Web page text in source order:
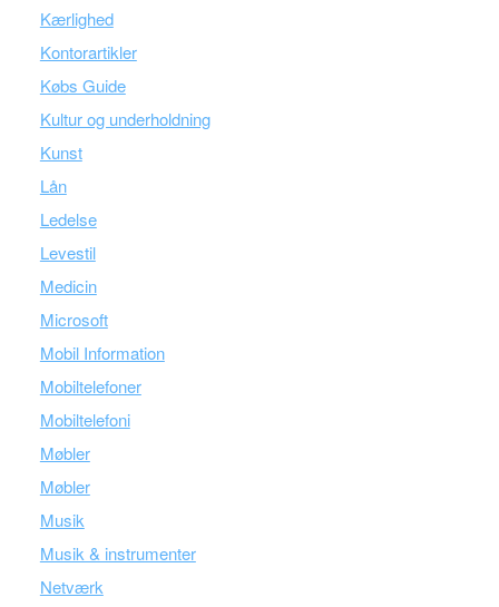
Kærlighed
Kontorartikler
Købs Guide
Kultur og underholdning
Kunst
Lån
Ledelse
Levestil
Medicin
Microsoft
Mobil Information
Mobiltelefoner
Mobiltelefoni
Møbler
Møbler
Musik
Musik & instrumenter
Netværk